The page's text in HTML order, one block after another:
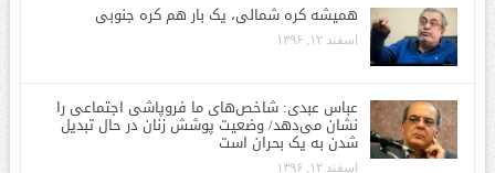
همیشه کره شمالی، یک بار هم کره جنوبی
اسفند ۱۲, ۱۳۹۶
عباس عبدی: شاخص‌های ما فروپاشی اجتماعی را
نشان می‌دهد/ وضعیت پوشش زنان در حال تبدیل
شدن به یک بحران است
اسفند ۱۲, ۱۳۹۶